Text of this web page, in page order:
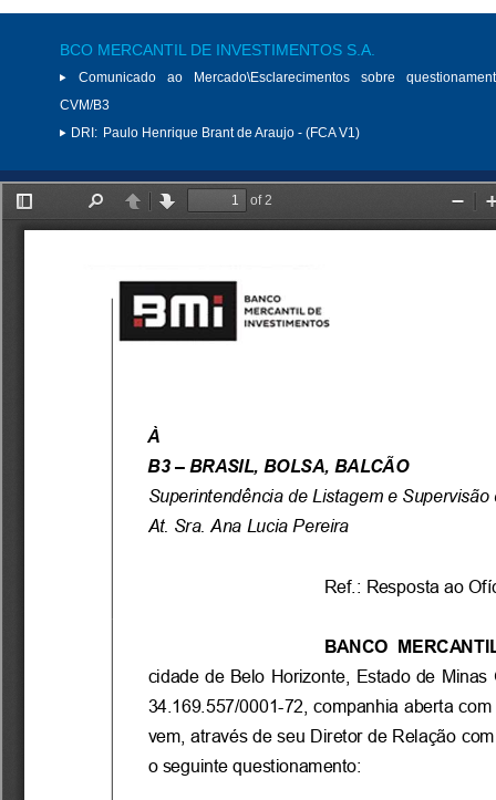
BCO MERCANTIL DE INVESTIMENTOS S.A.
Comunicado ao Mercado\Esclarecimentos sobre
CVM/B3
DRI: Paulo Henrique Brant de Araujo - (FCA V1)